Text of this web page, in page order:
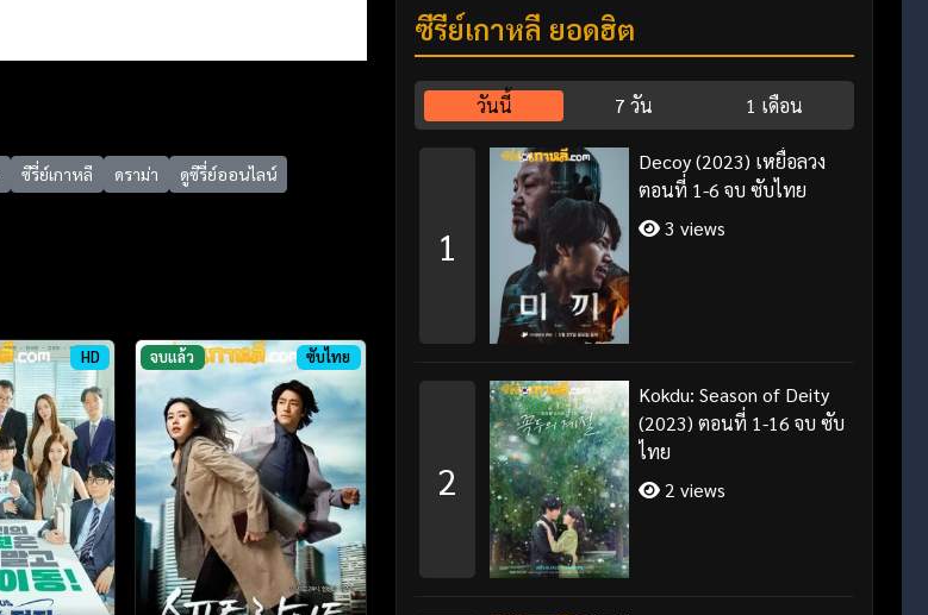
ซีรี่ย์เกาหลี ดราม่า
ดูซีรี่ย์ออนไลน์
HD จบแล้ว ซับไทย
ซีรี่ย์เกาหลี ยอดฮิต
วันนี้ 7 วัน 1 เดือน
1
Decoy (2023) เหยื่อลวง
ตอนที่ 1-6 จบ ซับไทย
3 views
2
Kokdu: Season of Deity
(2023) ตอนที่ 1-16 จบ ซับ
ไทย
2 views